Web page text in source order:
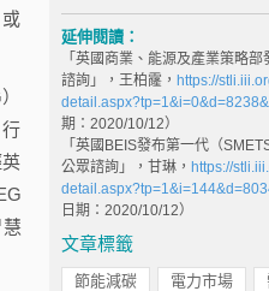
延伸閱讀：
「英國商業、能源及產業策略
諮詢」，王柏霳， https://
期：2020/10/12）
「英國BEIS發布第一代（
公眾諮詢」，甘琳， https://
日期：2020/10/12）
文章標籤
節能減碳 電力市場